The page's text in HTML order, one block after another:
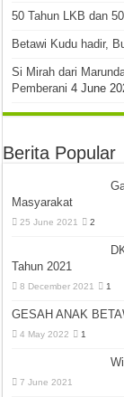
50 Tahun LKB dan
Betawi Kudu hadir,
Si Mirah dari
Pemberani 4 June
Berita Popular
Masyarakat
25 June 2021 2
Tahun 2021
8 December 2021 1
GESAH ANAK
4 May 2022 1
7 June 2021